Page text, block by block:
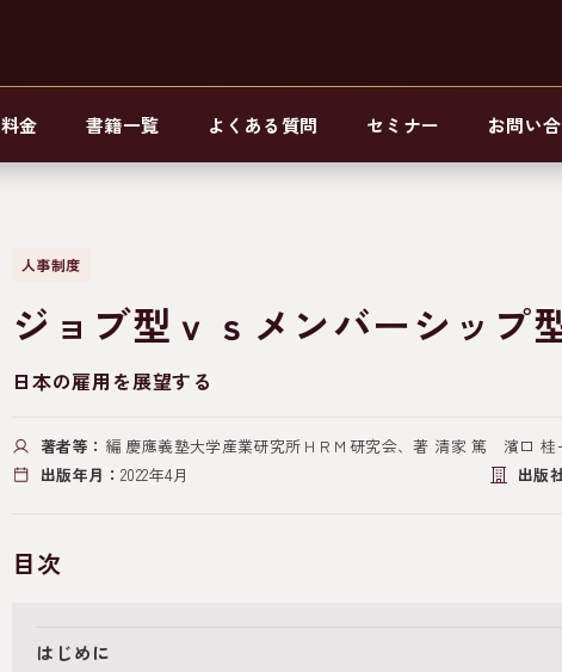
料金 書籍一覧 よくある質問 セミナー お問い
人事制度
ジョブ型ｖｓメンバーシップ
日本の雇用を展望する
著者等： 編 慶應義塾大学産業研究所ＨＲＭ研究会、著 清家 篤 濱
出版年月： 2022年4月 出版
目次
はじめに